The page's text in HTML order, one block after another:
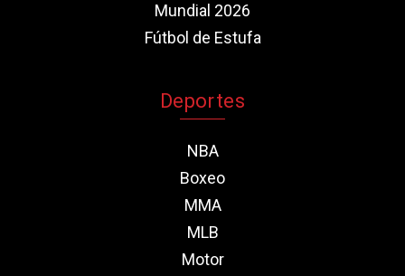
Mundial 2026
Fútbol de Estufa
Deportes
NBA
Boxeo
MMA
MLB
Motor